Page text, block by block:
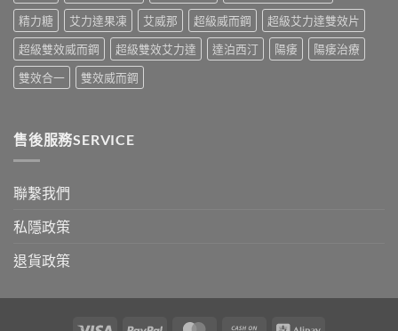
香
港
購
買
南〉
精力糖
艾力達果凍 艾威那 超級威而鋼
超級艾力達雙效片
超級雙效威而鋼
超級雙效艾力達 達泊西汀 陽痿
陽痿治療
雙效合一
雙效威而鋼
售後服務SERVICE
聯繫我們
私隱政策
退貨政策